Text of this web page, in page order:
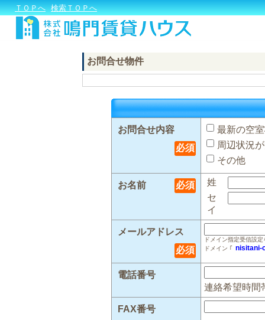
ＴＯＰへ 検索ＴＯＰへ
お問合せ物件
お問合せ内容
必須
最新の空
周辺状況
その他
お名前 必須
姓
セ
イ
メールアドレス
必須
ドメイン指定受信設
ドメイン ｢ nisitani-
電話番号
連絡希望時間
FAX番号